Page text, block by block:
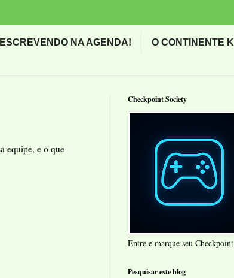
ESCREVENDO NA AGENDA! O CONTINENTE K
equipe, e o que
Checkpoint Society
Entre e marque seu Checkpoint
Pesquisar este blog